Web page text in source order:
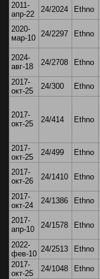
2011-
апр-22
24/2024 Ethno
2020-
мар-10 24/2297 Ethno
2024-
авг-18
24/2708 Ethno
2017-
окт-25
24/300 Ethno
2017-
окт-25
24/414 Ethno
2017-
окт-25
24/499 Ethno
2017-
окт-26
24/1410 Ethno
2017-
окт-24
24/1386 Ethno
2017-
апр-10
24/1578 Ethno
2022-
фев-10
24/2513 Ethno
2017-
окт-25
24/1048 Ethno